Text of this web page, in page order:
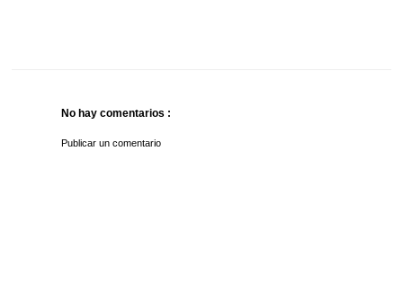
No hay comentarios :
Publicar un comentario